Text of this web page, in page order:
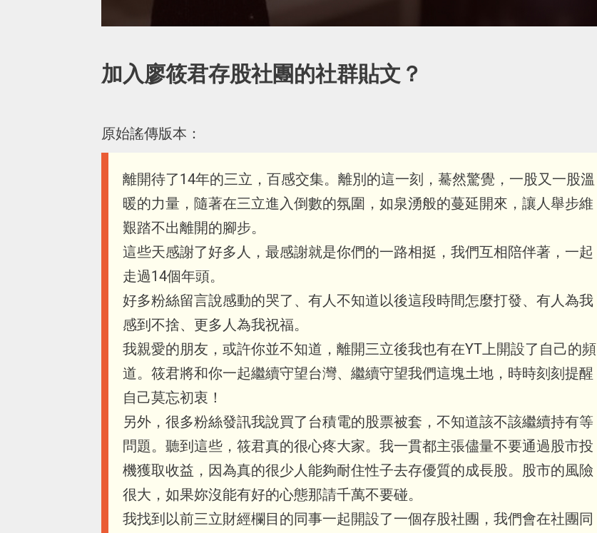
加入廖筱君存股社團的社群貼文？
原始謠傳版本：
離開待了14年的三立，百感交集。離別的這一刻，驀然驚覺，一股又一股溫
暖的力量，隨著在三立進入倒數的氛圍，如泉湧般的蔓延開來，讓人舉步維
艱踏不出離開的腳步。
這些天感謝了好多人，最感謝就是你們的一路相挺，我們互相陪伴著，一起
走過14個年頭。
好多粉絲留言說感動的哭了、有人不知道以後這段時間怎麼打發、有人為我
感到不捨、更多人為我祝福。
我親愛的朋友，或許你並不知道，離開三立後我也有在YT上開設了自己的頻
道。筱君將和你一起繼續守望台灣、繼續守望我們這塊土地，時時刻刻提醒
自己莫忘初衷！
另外，很多粉絲發訊我說買了台積電的股票被套，不知道該不該繼續持有等
問題。聽到這些，筱君真的很心疼大家。我一貫都主張儘量不要通過股市投
機獲取收益，因為真的很少人能夠耐住性子去存優質的成長股。股市的風險
很大，如果妳沒能有好的心態那請千萬不要碰。
我找到以前三立財經欄目的同事一起開設了一個存股社團，我們會在社團同